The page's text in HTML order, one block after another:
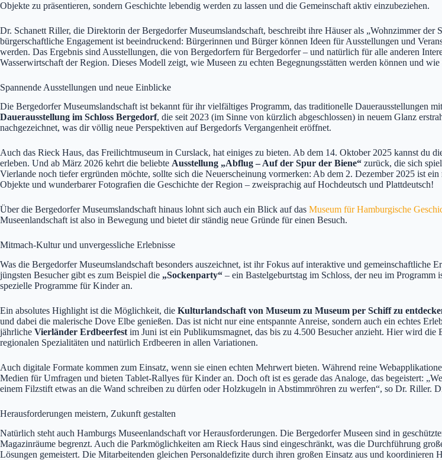
Objekte zu präsentieren, sondern Geschichte lebendig werden zu lassen und die Gemeinschaft aktiv einzubeziehen.
Dr. Schanett Riller, die Direktorin der Bergedorfer Museumslandschaft, beschreibt ihre Häuser als „Wohnzimmer
bürgerschaftliche Engagement ist beeindruckend: Bürgerinnen und Bürger können Ideen für Ausstellungen und
werden. Das Ergebnis sind Ausstellungen, die von Bergedorfern für Bergedorfer – und natürlich für alle anderen
Wasserwirtschaft der Region. Dieses Modell zeigt, wie Museen zu echten Begegnungsstätten werden können und
Spannende Ausstellungen und neue Einblicke
Die Bergedorfer Museumslandschaft ist bekannt für ihr vielfältiges Programm, das traditionelle Dauerausstellungen
Dauerausstellung im Schloss Bergedorf, die seit 2023 (im Sinne von kürzlich abgeschlossen) in neuem Glanz
nachgezeichnet, was dir völlig neue Perspektiven auf Bergedorfs Vergangenheit eröffnet.
Auch das Rieck Haus, das Freilichtmuseum in Curslack, hat einiges zu bieten. Ab dem 14. Oktober 2025 kannst du
erleben. Und ab März 2026 kehrt die beliebte Ausstellung „Abflug – Auf der Spur der Biene“ zurück, die sich
Vierlande noch tiefer ergründen möchte, sollte sich die Neuerscheinung vormerken: Ab dem 2. Dezember 2025 ist ein
Objekte und wunderbarer Fotografien die Geschichte der Region – zweisprachig auf Hochdeutsch und Plattdeutsch!
Über die Bergedorfer Museumslandschaft hinaus lohnt sich auch ein Blick auf das Museum für Hamburgische
Museenlandschaft ist also in Bewegung und bietet dir ständig neue Gründe für einen Besuch.
Mitmach-Kultur und unvergessliche Erlebnisse
Was die Bergedorfer Museumslandschaft besonders auszeichnet, ist ihr Fokus auf interaktive und
jüngsten Besucher gibt es zum Beispiel die „Sockenparty“ – ein Bastelgeburtstag im Schloss, der neu im
spezielle Programme für Kinder an.
Ein absolutes Highlight ist die Möglichkeit, die Kulturlandschaft von Museum zu Museum per Schiff zu
und dabei die malerische Dove Elbe genießen. Das ist nicht nur eine entspannte Anreise, sondern auch ein echtes
jährliche Vierländer Erdbeerfest im Juni ist ein Publikumsmagnet, das bis zu 4.500 Besucher anzieht. Hier wird
regionalen Spezialitäten und natürlich Erdbeeren in allen Variationen.
Auch digitale Formate kommen zum Einsatz, wenn sie einen echten Mehrwert bieten. Während reine
Medien für Umfragen und bieten Tablet-Rallyes für Kinder an. Doch oft ist es gerade das Analoge, das begeistert:
einem Filzstift etwas an die Wand schreiben zu dürfen oder Holzkugeln in Abstimmröhren zu werfen“, so Dr. Riller.
Herausforderungen meistern, Zukunft gestalten
Natürlich steht auch Hamburgs Museenlandschaft vor Herausforderungen. Die Bergedorfer Museen sind in
Magazinräume begrenzt. Auch die Parkmöglichkeiten am Rieck Haus sind eingeschränkt, was die Durchführung
Lösungen gemeistert. Die Mitarbeitenden gleichen Personaldefizite durch ihren großen Einsatz aus und